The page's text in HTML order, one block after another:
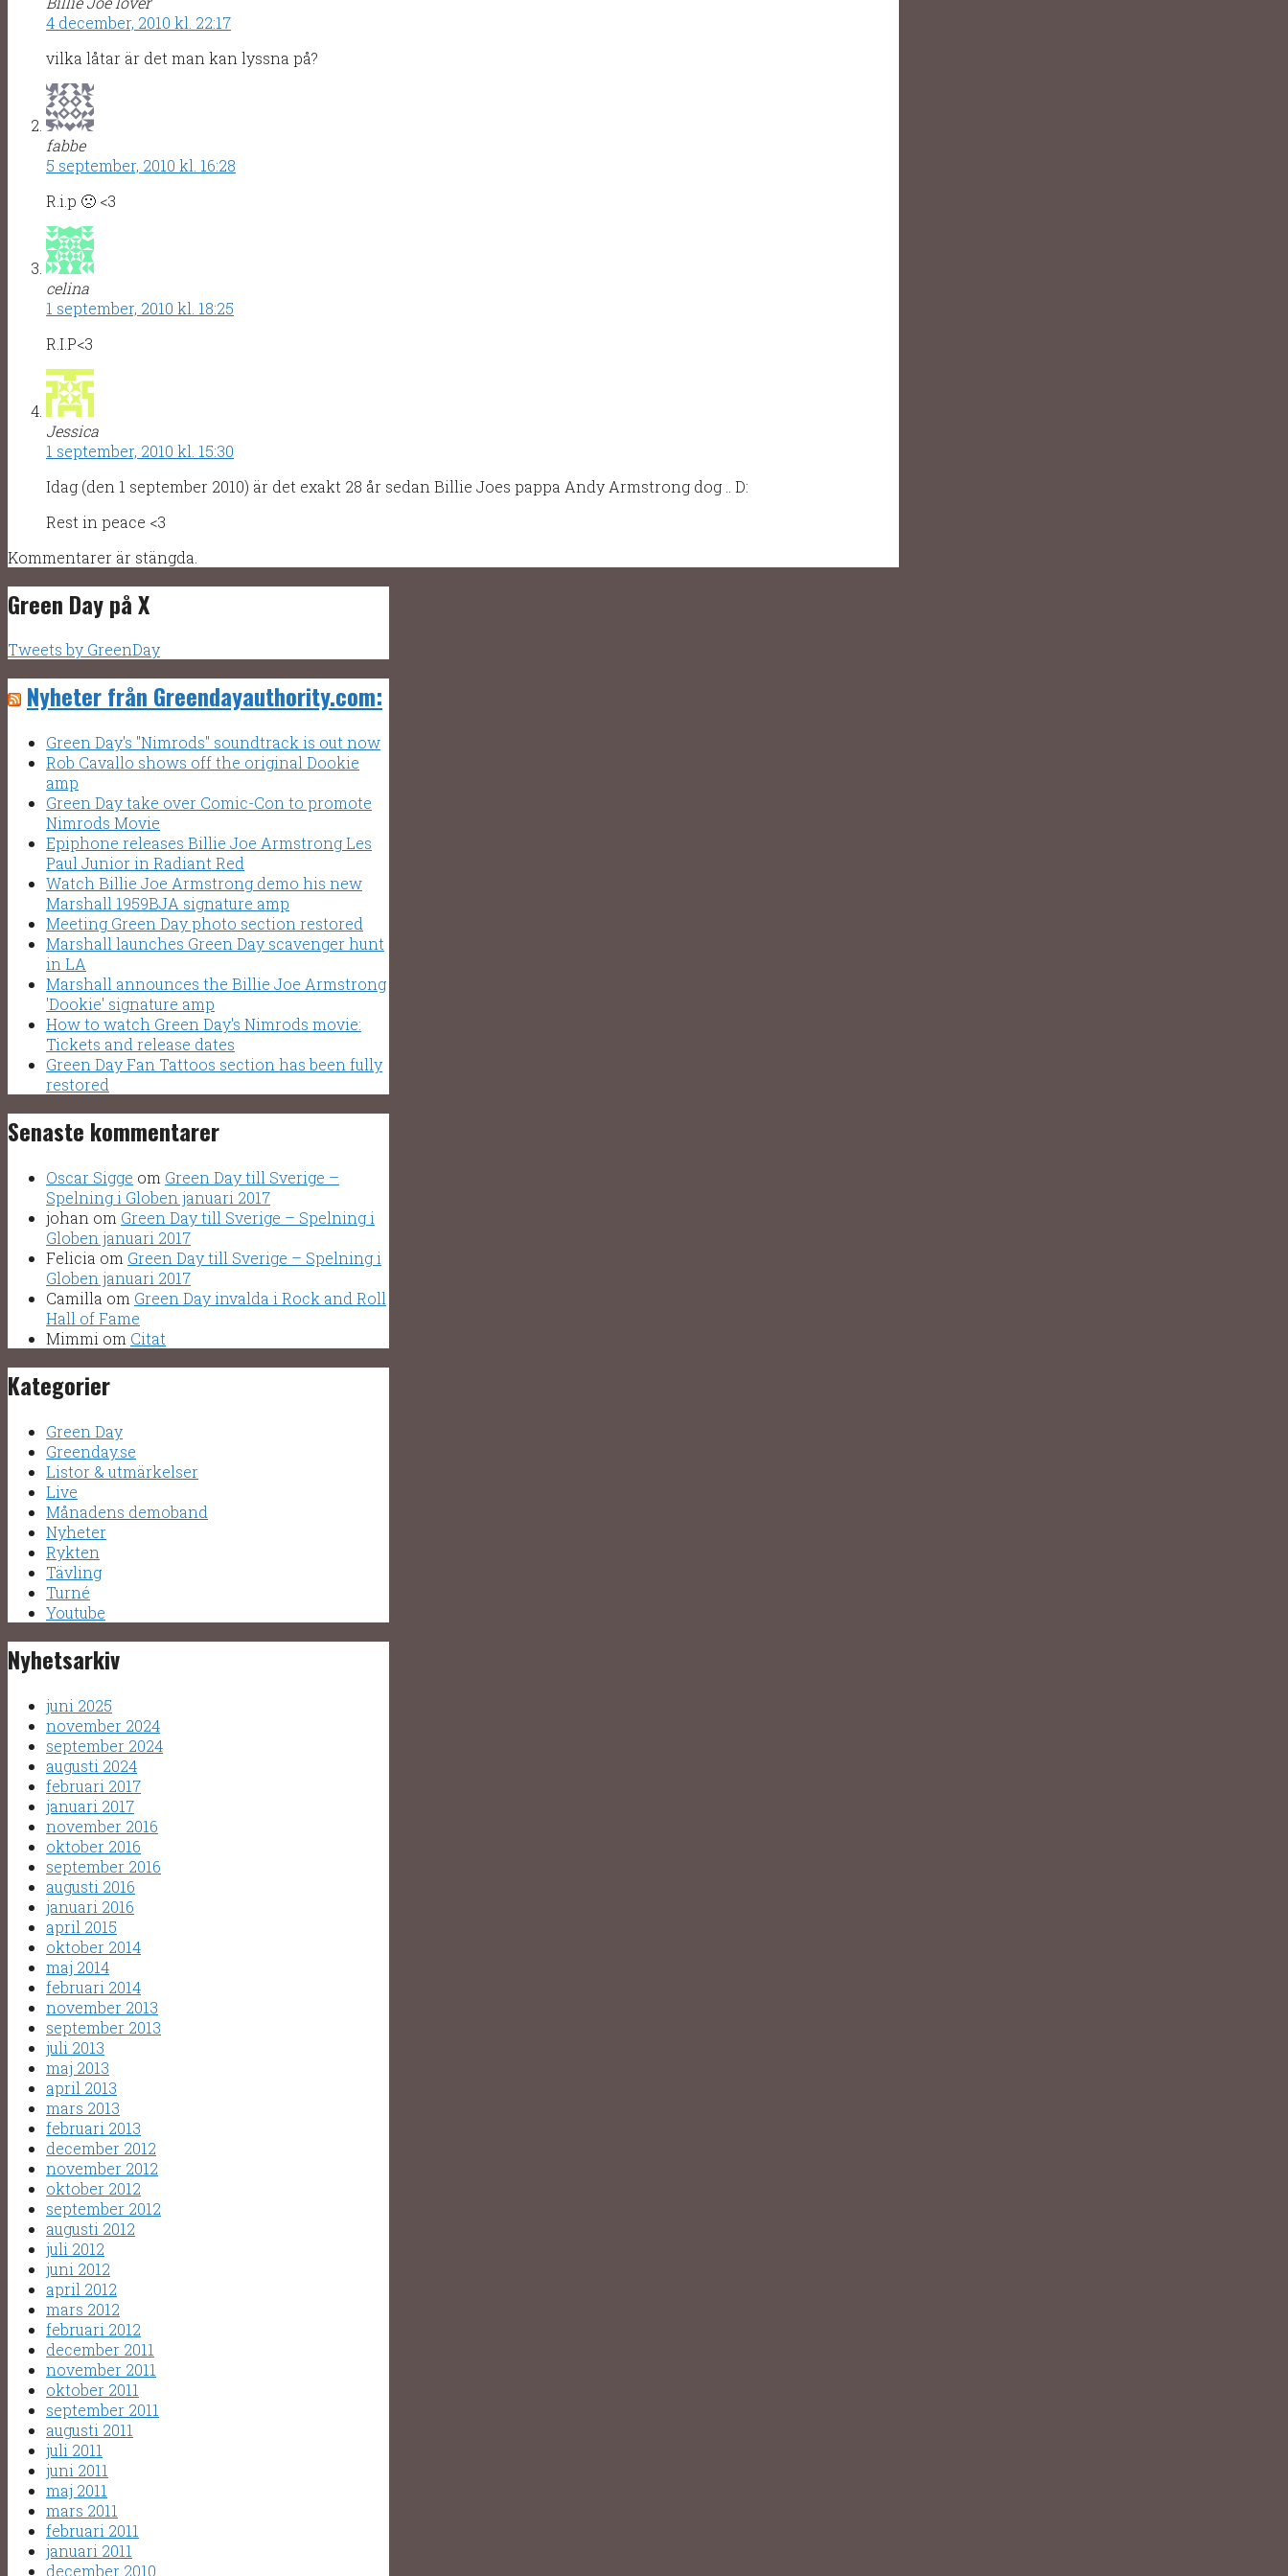
4 december, 2010 kl. 22:17
vilka låtar är det man kan lyssna på?
fabbe
5 september, 2010 kl. 16:28
R.i.p 🙁 <3
celina
1 september, 2010 kl. 18:25
R.I.P<3
Jessica
1 september, 2010 kl. 15:30
Idag (den 1 september 2010) är det exakt 28 år sedan Billie Joes pappa Andy Armstrong dog .. D:
Rest in peace <3
Kommentarer är stängda.
Green Day på X
Tweets by GreenDay
Nyheter från Greendayauthority.com:
Green Day's "Nimrods" soundtrack is out now
Rob Cavallo shows off the original Dookie
amp
Green Day take over Comic-Con to promote
Nimrods Movie
Epiphone releases Billie Joe Armstrong Les
Paul Junior in Radiant Red
Watch Billie Joe Armstrong demo his new
Marshall 1959BJA signature amp
Meeting Green Day photo section restored
Marshall launches Green Day scavenger hunt
in LA
Marshall announces the Billie Joe Armstrong
'Dookie' signature amp
How to watch Green Day's Nimrods movie:
Tickets and release dates
Green Day Fan Tattoos section has been fully
restored
Senaste kommentarer
Oscar Sigge om Green Day till Sverige –
Spelning i Globen januari 2017
johan om Green Day till Sverige – Spelning i
Globen januari 2017
Felicia om Green Day till Sverige – Spelning i
Globen januari 2017
Camilla om Green Day invalda i Rock and Roll
Hall of Fame
Mimmi om Citat
Kategorier
Green Day
Greenday.se
Listor & utmärkelser
Live
Månadens demoband
Nyheter
Rykten
Tävling
Turné
Youtube
Nyhetsarkiv
juni 2025
november 2024
september 2024
augusti 2024
februari 2017
januari 2017
november 2016
oktober 2016
september 2016
augusti 2016
januari 2016
april 2015
oktober 2014
maj 2014
februari 2014
november 2013
september 2013
juli 2013
maj 2013
april 2013
mars 2013
februari 2013
december 2012
november 2012
oktober 2012
september 2012
augusti 2012
juli 2012
juni 2012
april 2012
mars 2012
februari 2012
december 2011
november 2011
oktober 2011
september 2011
augusti 2011
juli 2011
juni 2011
maj 2011
mars 2011
februari 2011
januari 2011
december 2010